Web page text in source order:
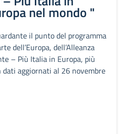
nel mondo "
il punto del programma
dell’Europa, dell’Alleanza
– Più Italia in Europa, più
dati aggiornati al 26 novembre